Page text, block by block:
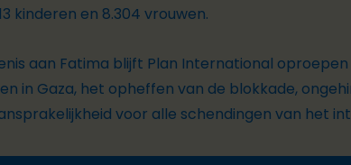
kinderen en 8.304 vrouwen.
aan Fatima blijft Plan International
in Gaza, het opheffen van de blokkade,
voor alle schendingen van het